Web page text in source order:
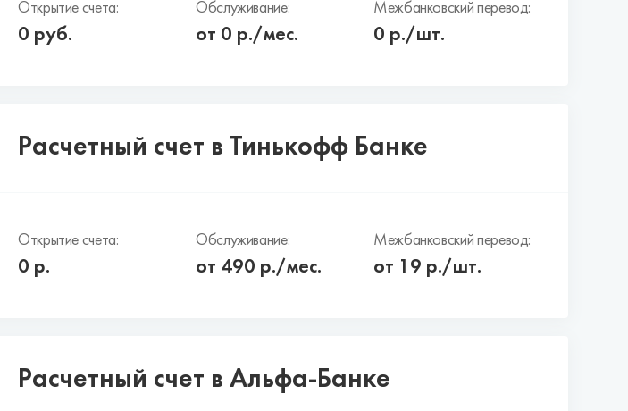
Открытие счета:
0 руб.
Обслуживание:
от 0 р./мес.
Межбанковский перевод:
0 р./шт.
Расчетный счет в Тинькофф Банке
Открытие счета:
0 р.
Обслуживание:
от 490 р./мес.
Межбанковский перевод:
от 19 р./шт.
Расчетный счет в Альфа-Банке